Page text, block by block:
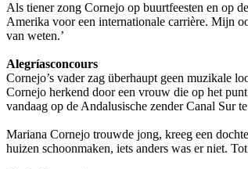
Als tiener zong Cornejo op buurtfeesten en op
Amerika voor een internationale carrière. Mijn
van weten.’
Alegríasconcours
Cornejo’s vader zag überhaupt geen muzikale
Cornejo herkend door een vrouw die op het
vandaag op de Andalusische zender Canal Sur
Mariana Cornejo trouwde jong, kreeg een
huizen schoonmaken, iets anders was er niet.